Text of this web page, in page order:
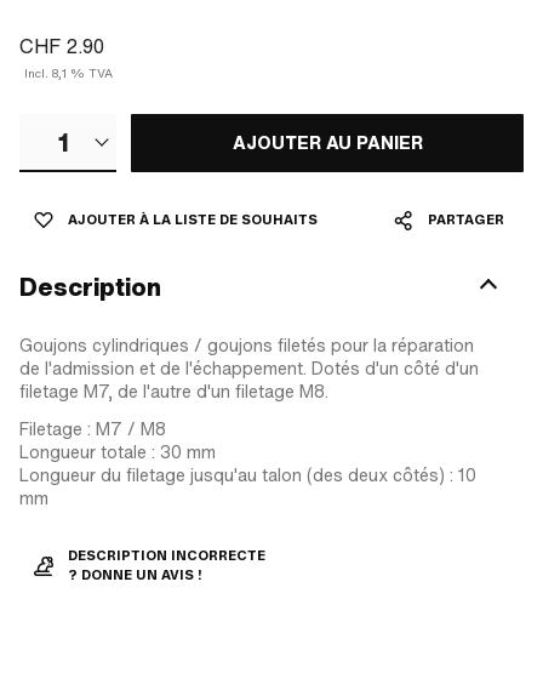
CHF 2.90
Incl. 8,1 % TVA
1 AJOUTER AU PANIER
AJOUTER À LA LISTE DE SOUHAITS PARTAGER
Description
Goujons cylindriques / goujons filetés pour la réparation
de l'admission et de l'échappement. Dotés d'un côté d'un
filetage M7, de l'autre d'un filetage M8.
Filetage : M7 / M8
Longueur totale : 30 mm
Longueur du filetage jusqu'au talon (des deux côtés) : 10
mm
DESCRIPTION INCORRECTE
? DONNE UN AVIS !